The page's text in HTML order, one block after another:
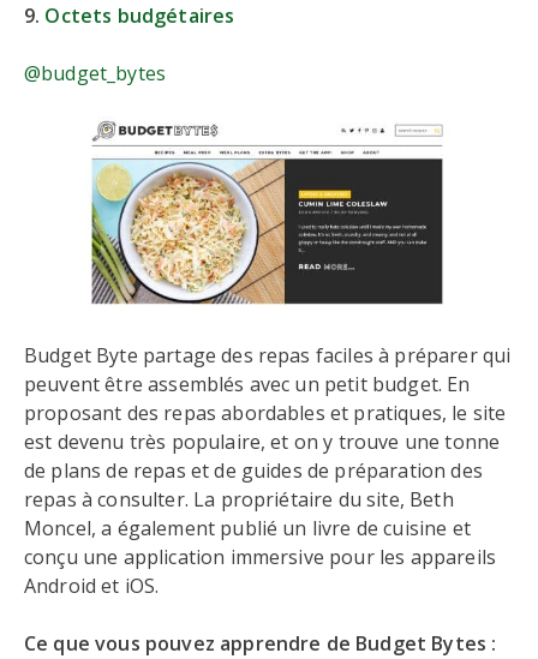
9. Octets budgétaires
@budget_bytes
Budget Byte partage des repas faciles à préparer qui
peuvent être assemblés avec un petit budget. En
proposant des repas abordables et pratiques, le site
est devenu très populaire, et on y trouve une tonne
de plans de repas et de guides de préparation des
repas à consulter. La propriétaire du site, Beth
Moncel, a également publié un livre de cuisine et
conçu une application immersive pour les appareils
Android et iOS.
Ce que vous pouvez apprendre de Budget Bytes :